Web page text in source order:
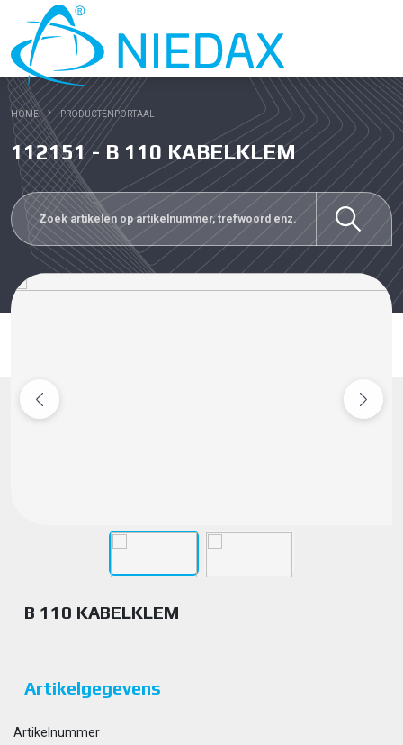
HOME PRODUCTENPORTAAL
112151 - B 110 KABELKLEM
B 110 KABELKLEM
Artikelgegevens
Artikelnummer